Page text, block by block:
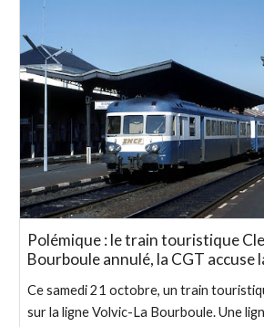
Polémique : le train touristique
Bourboule annulé, la CGT accuse
Ce samedi 21 octobre, un train
sur la ligne Volvic-La Bourboule. Une